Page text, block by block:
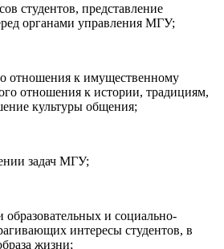
студентов, представление
органами управления МГУ;
отношения к имущественному
отношения к истории, традициям,
культуры общения;
задач МГУ;
образовательных и социально-
интересы студентов, в
жизни;